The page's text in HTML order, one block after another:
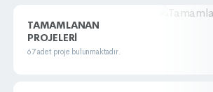
TAMAMLANAN
PROJELERI
67 adet proje bulunmaktadır.